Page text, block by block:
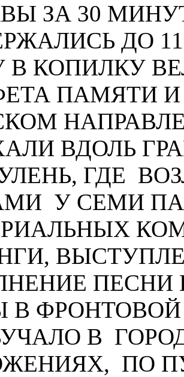
ЗА 30
ДО
В КОПИЛКУ
ПАМЯТИ
ВДОЛЬ
ГДЕ
У СЕМИ
В
В
ПО